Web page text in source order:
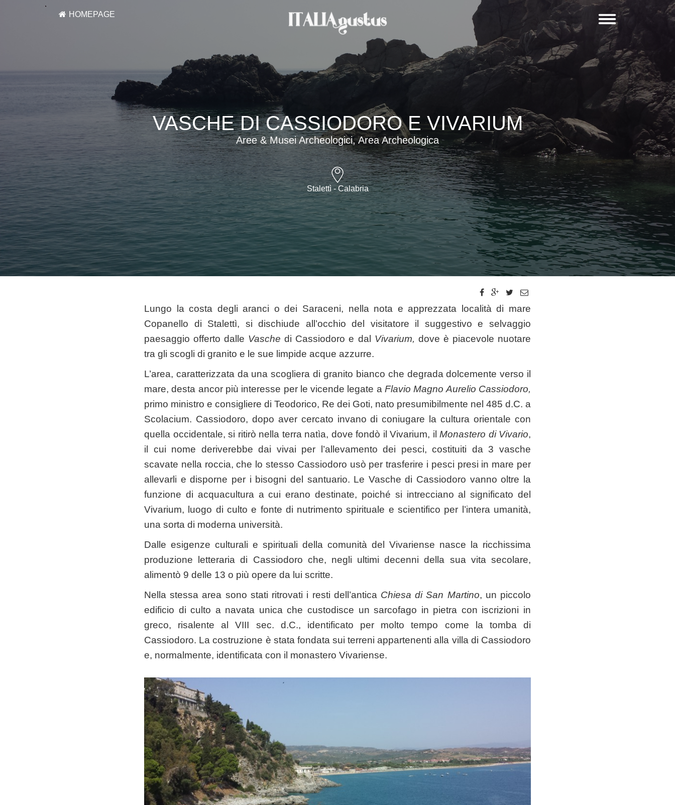
HOMEPAGE
VASCHE DI CASSIODORO E VIVARIUM
Aree & Musei Archeologici, Area Archeologica
Stalettì - Calabria
Lungo la costa degli aranci o dei Saraceni, nella nota e apprezzata località di mare
Copanello di Stalettì, si dischiude all’occhio del visitatore il suggestivo e selvaggio
paesaggio offerto dalle Vasche di Cassiodoro e dal Vivarium, dove è piacevole nuotare
tra gli scogli di granito e le sue limpide acque azzurre.
L’area, caratterizzata da una scogliera di granito bianco che degrada dolcemente verso il
mare, desta ancor più interesse per le vicende legate aFlavio Magno Aurelio Cassiodoro,
primo ministro e consigliere di Teodorico, Re dei Goti, nato presumibilmente nel 485 d.C. a
Scolacium. Cassiodoro, dopo aver cercato invano di coniugare la cultura orientale con
quella occidentale, si ritirò nella terra natìa, dove fondò il Vivarium, il Monastero di Vivario,
il cui nome deriverebbe dai vivai per l’allevamento dei pesci, costituiti da 3 vasche
scavate nella roccia, che lo stesso Cassiodoro usò per trasferire i pesci presi in mare per
allevarli e disporne per i bisogni del santuario. Le Vasche di Cassiodoro vanno oltre la
funzione di acquacultura a cui erano destinate, poiché si intrecciano al significato del
Vivarium, luogo di culto e fonte di nutrimento spirituale e scientifico per l’intera umanità,
una sorta di moderna università.
Dalle esigenze culturali e spirituali della comunità del Vivariense nasce la ricchissima
produzione letteraria di Cassiodoro che, negli ultimi decenni della sua vita secolare,
alimentò 9 delle 13 o più opere da lui scritte.
Nella stessa area sono stati ritrovati i resti dell’antica Chiesa di San Martino, un piccolo
edificio di culto a navata unica che custodisce un sarcofago in pietra con iscrizioni in
greco, risalente al VIII sec. d.C., identificato per molto tempo come la tomba di
Cassiodoro. La costruzione è stata fondata sui terreni appartenenti alla villa di Cassiodoro
e, normalmente, identificata con il monastero Vivariense.